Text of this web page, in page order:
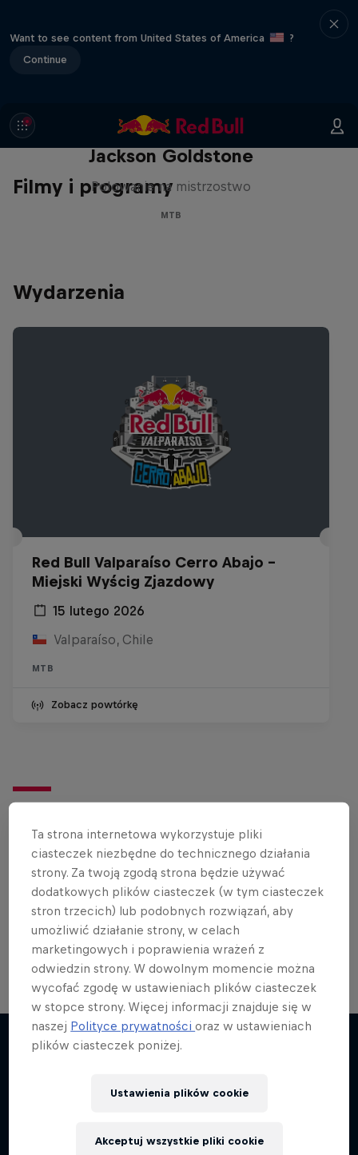
Want to see content from United States of America
?
Continue
Filmy i programy
Polowanie na mistrzostwo:
Jackson Goldstone
Polowanie na mistrzostwo
MTB
Wydarzenia
Red Bull Valparaíso Cerro Abajo -
Miejski Wyścig Zjazdowy
15 lutego 2026
Valparaíso, Chile
MTB
Zobacz powtórkę
Rowery
Zobacz najlepsze materiały rowerowe ze świata
Red Bulla, sprawdź poradniki, wywiady, filmy oraz
nie …
Ta strona internetowa wykorzystuje pliki
ciasteczek niezbędne do technicznego działania
strony. Za twoją zgodą strona będzie używać
dodatkowych plików ciasteczek (w tym ciasteczek
stron trzecich) lub podobnych rozwiązań, aby
umożliwić działanie strony, w celach
marketingowych i poprawienia wrażeń z
odwiedzin strony. W dowolnym momencie można
wycofać zgodę w ustawieniach plików ciasteczek
w stopce strony. Więcej informacji znajduje się w
naszej Polityce prywatnościoraz w ustawieniach
plików ciasteczek poniżej.
Ustawienia plików cookie
Akceptuj wszystkie pliki cookie